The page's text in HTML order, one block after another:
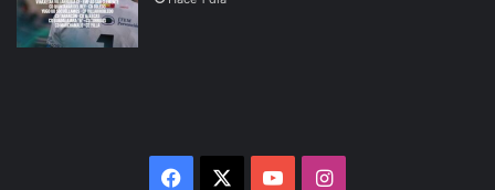
Facebook YouTubeInstagram